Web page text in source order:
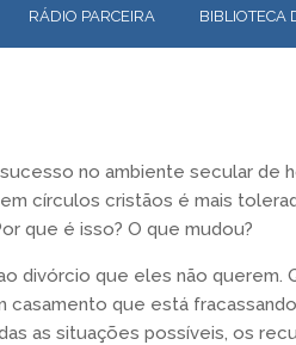
RÁDIO PARCEIRA BIBLIOTECA
no ambiente secular de
círculos cristãos é mais
que é isso? O que mudou?
divórcio que eles não querem.
casamento que está
as situações possíveis, os